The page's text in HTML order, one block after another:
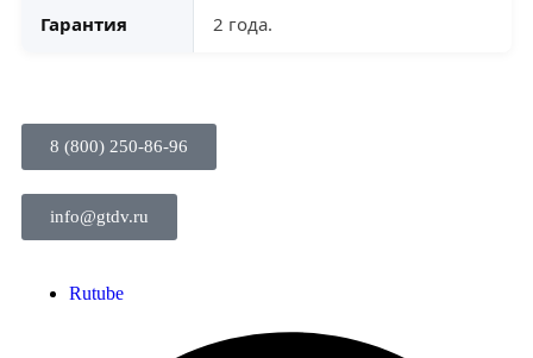
Гарантия 2 года.
8 (800) 250-86-96
info@gtdv.ru
Rutube